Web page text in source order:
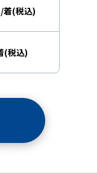
着(税込)
(税込)